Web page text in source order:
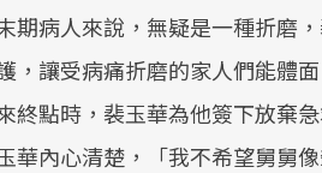
期病人來說，無疑是一種折磨
，讓受病痛折磨的家人們能體
終點時，裴玉華為他簽下放棄
華內心清楚，「我不希望舅舅